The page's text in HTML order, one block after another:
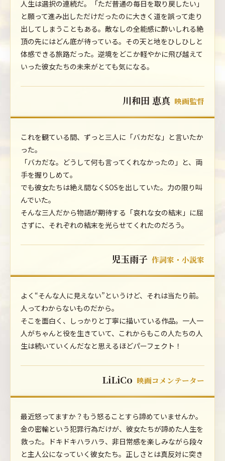
人生は選択の連続だ。「ただ普通の毎日を取り戻したい」
と願って進み出しただけだったのに大きく道を誤って走り
出してしまうこともある。敵なしの全能感に酔いしれる絶
頂の先にはどん底が待っている。その天と地をひしひしと
体感できる旅路だった。逆境をどこか軽やかに飛び越えて
いった彼女たちの未来がとても気になる。
川和田 恵真 映画監督
これを観ている間、ずっと三人に「バカだな」と言いたか
った。
「バカだな。どうして何も言ってくれなかったの」と、両
手を握りしめて。
でも彼女たちは絶え間なくSOSを出していた。力の限り叫
んでいた。
そんな三人だから物語が期待する「哀れな女の結末」に屈
さずに、それぞれの結末を光らせてくれたのだろう。
児玉雨子 作詞家・小説家
よく“そんな人に見えない”というけど、それは当たり前。
人ってわからないものだから。
そこを面白く、しっかりと丁寧に描いている作品。一人一
人がちゃんと役を生きていて、これからもこの人たちの人
生は続いていくんだなと思えるほどパーフェクト！
LiLiCo 映画コメンテーター
最近怒ってますか？もう怒ることすら諦めていませんか。
金の密輸という犯罪行為だけが、彼女たちが諦めた人生を
救った。ドキドキハラハラ、非日常感を楽しみながら段々
と主人公になっていく彼女たち。正しさとは真反対に突き